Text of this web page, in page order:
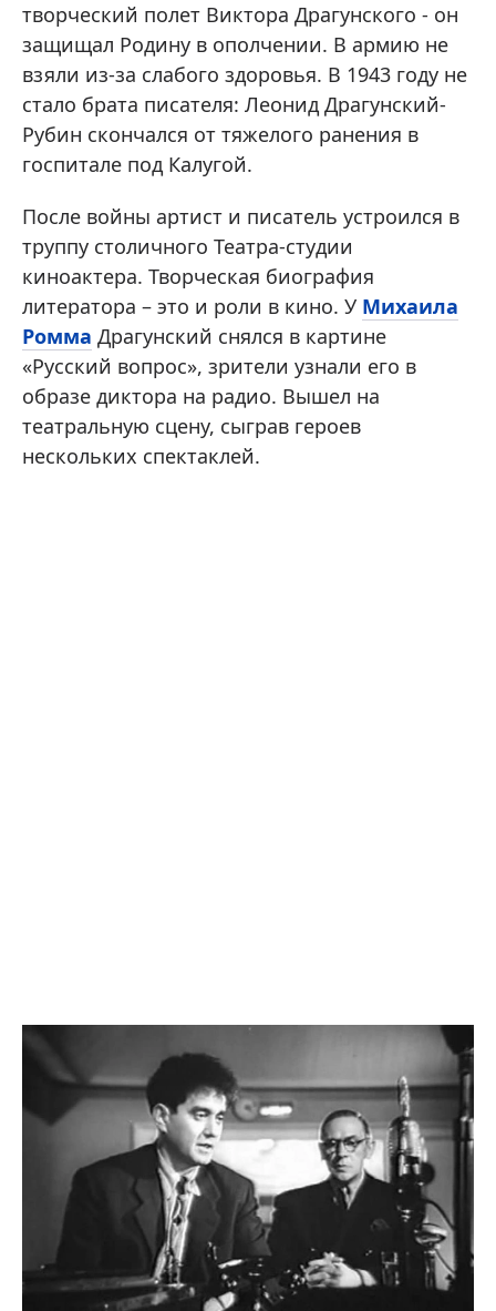
творческий полет Виктора Драгунского - он
защищал Родину в ополчении. В армию не
взяли из-за слабого здоровья. В 1943 году не
стало брата писателя: Леонид Драгунский-
Рубин скончался от тяжелого ранения в
госпитале под Калугой.
После войны артист и писатель устроился в
труппу столичного Театра-студии
киноактера. Творческая биография
литератора – это и роли в кино. У Михаила
Ромма Драгунский снялся в картине
«Русский вопрос», зрители узнали его в
образе диктора на радио. Вышел на
театральную сцену, сыграв героев
нескольких спектаклей.